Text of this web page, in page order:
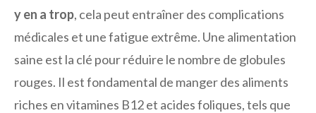
y en a trop, cela peut entraîner des complications
médicales et une fatigue extrême. Une alimentation
saine est la clé pour réduire le nombre de globules
rouges. Il est fondamental de manger des aliments
riches en vitamines B12 et acides foliques, tels que